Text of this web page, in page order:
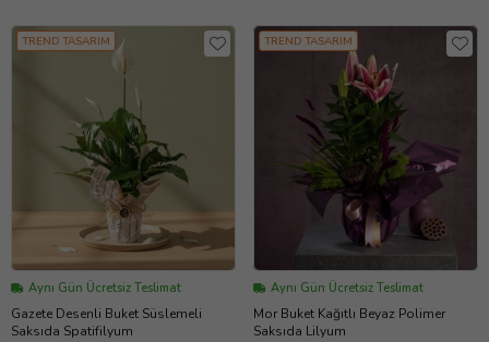
TREND TASARIM
Aynı Gün Ücretsiz Teslimat
Gazete Desenli Buket Süslemeli
Saksıda Spatifilyum
TREND TASARIM
Aynı Gün Ücretsiz Teslimat
Mor Buket Kağıtlı Beyaz Polimer
Saksıda Lilyum